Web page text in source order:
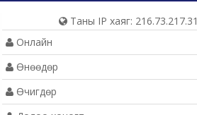
Таны IP хаяг: 216.73.217.31
Онлайн
Өнөөдөр
Өчигдөр